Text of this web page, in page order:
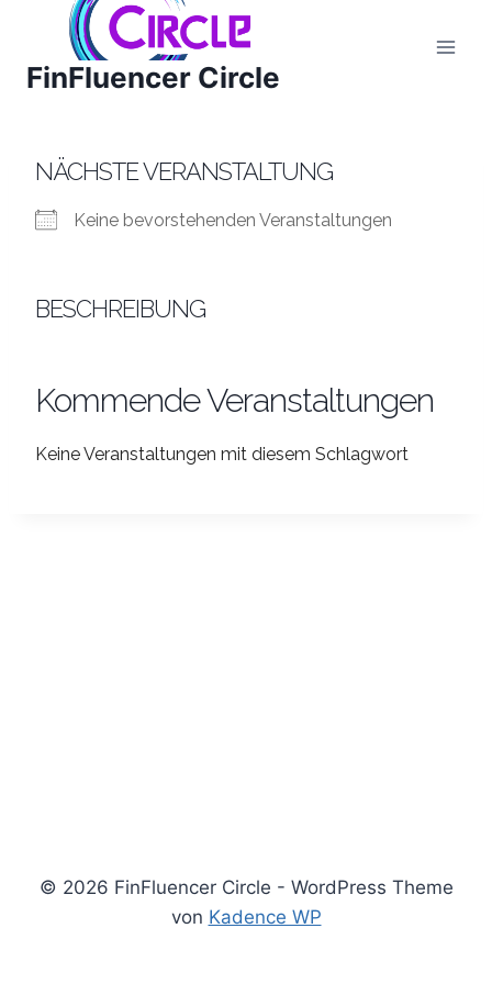
springen
FinFluencer Circle
NÄCHSTE VERANSTALTUNG
Keine bevorstehenden Veranstaltungen
BESCHREIBUNG
Kommende Veranstaltungen
Keine Veranstaltungen mit diesem Schlagwort
© 2026 FinFluencer Circle - WordPress Theme
von Kadence WP